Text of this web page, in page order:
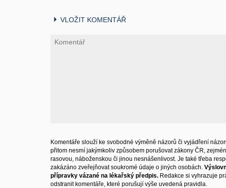
VLOŽIT KOMENTÁŘ
Komentáře slouží ke svobodné výměně názorů či vyjádření
přitom nesmí jakýmkoliv způsobem porušovat zákony ČR,
rasovou, náboženskou či jinou nesnášenlivost. Je také třeba
zakázáno zveřejňovat soukromé údaje o jiných osobách.
přípravky vázané na lékařský předpis. Redakce si vyhrazuje
odstranit komentáře, které porušují výše uvedená pravidla.